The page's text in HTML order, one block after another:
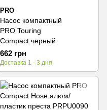
PRO
Насос компактный
PRO Touring
Compact черный
662 грн
Доставка 1 - 3 дня